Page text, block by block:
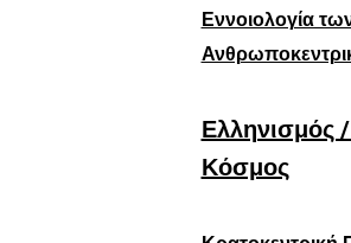
Εννοιολογία
Ελληνισμός
Κόσμος